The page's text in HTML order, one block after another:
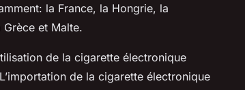
la France, la Hongrie, la
Grèce et Malte.
de la cigarette électronique
de la cigarette électronique